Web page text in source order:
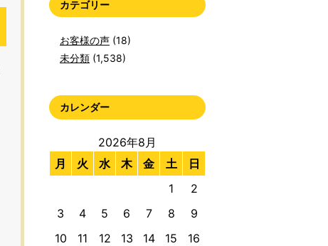
カテゴリー
お客様の声 (18)
未分類 (1,538)
カレンダー
2026年8月
月
火 水 木 金 土 日
1
2
3
4 5 6 7 8
9
10
11 12 13 14 15
16